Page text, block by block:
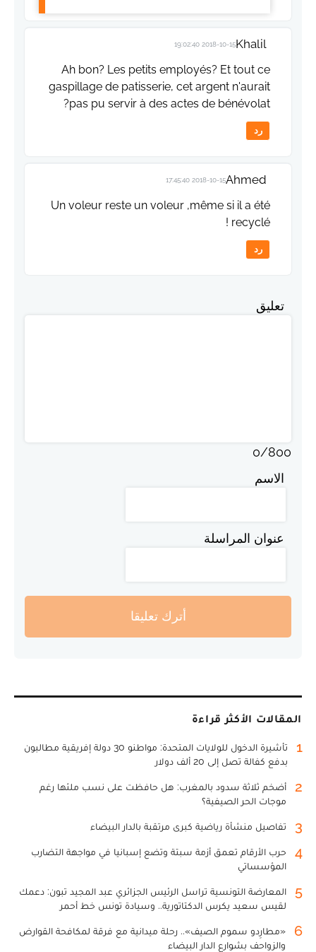
Khalil
2018-10-15 19:02:40
Ah bon? Les petits employés? Et tout ce
gaspillage de patisserie, cet argent n'aurait
pas pu servir à des actes de bénévolat?
رد
Ahmed
2018-10-15 17:45:40
Un voleur reste un voleur ,même si il a été
recyclé !
رد
تعليق
0/800
الاسم
عنوان المراسلة
أترك تعليقا
المقالات الأكثر قراءة
1
تأشيرة الدخول للولايات المتحدة: مواطنو 30 دولة إفريقية مطالبون
بدفع كفالة تصل إلى 20 ألف دولار
2
أضخم ثلاثة سدود بالمغرب: هل حافظت على نسب ملئها رغم
موجات الحر الصيفية؟
3 تفاصيل منشأة رياضية كبرى مرتقبة بالدار البيضاء
4
حرب الأرقام تعمق أزمة سبتة وتضع إسبانيا في مواجهة التضارب
المؤسساتي
5
المعارضة التونسية تراسل الرئيس الجزائري عبد المجيد تبون: دعمك
لقيس سعيد يكرس الدكتاتورية.. وسيادة تونس خط أحمر
6
«مطارِدو سموم الصيف».. رحلة ميدانية مع فرقة لمكافحة القوارض
والزواحف بشوارع الدار البيضاء